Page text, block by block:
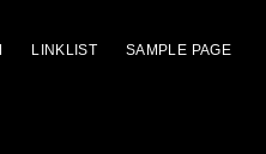
LINKLIST SAMPLE PAGE